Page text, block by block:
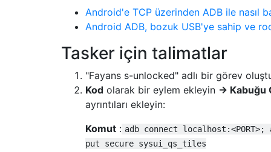
Android'e TCP üzerinden ADB ile nasıl
Android ADB, bozuk USB'ye sahip ve
Tasker için talimatlar
"Fayans s-unlocked" adlı bir görev
Kod olarak bir eylem ekleyin → Kabuğu
ayrıntıları ekleyin:
Komut : adb connect
put secure sysui_qs_tiles